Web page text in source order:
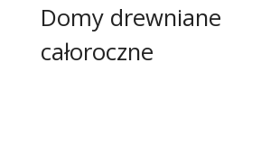
Domy drewniane
całoroczne